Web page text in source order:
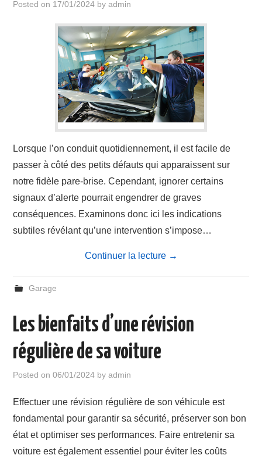
Posted on 17/01/2024 byadmin
Lorsque l’on conduit quotidiennement, il est facile de
passer à côté des petits défauts qui apparaissent sur
notre fidèle pare-brise. Cependant, ignorer certains
signaux d’alerte pourrait engendrer de graves
conséquences. Examinons donc ici les indications
subtiles révélant qu’une intervention s’impose…
Continuer la lecture →
Garage
Les bienfaits d’une révision
régulière de sa voiture
Posted on06/01/2024 byadmin
Effectuer une révision régulière de son véhicule est
fondamental pour garantir sa sécurité, préserver son bon
état et optimiser ses performances. Faire entretenir sa
voiture est également essentiel pour éviter les coûts